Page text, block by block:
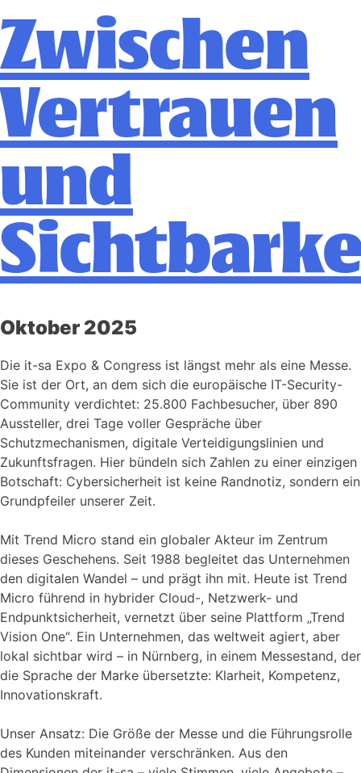
Zwischen
Vertrauen
und
Oktober 2025
Die it-sa Expo & Congress ist längst mehr als eine Messe.
Sie ist der Ort, an dem sich die europäische IT-Security-
Community verdichtet: 25.800 Fachbesucher, über 890
Aussteller, drei Tage voller Gespräche über
Schutzmechanismen, digitale Verteidigungslinien und
Zukunftsfragen. Hier bündeln sich Zahlen zu einer einzigen
Botschaft: Cybersicherheit ist keine Randnotiz, sondern ein
Grundpfeiler unserer Zeit.
Mit Trend Micro stand ein globaler Akteur im Zentrum
dieses Geschehens. Seit 1988 begleitet das Unternehmen
den digitalen Wandel – und prägt ihn mit. Heute ist Trend
Micro führend in hybrider Cloud-, Netzwerk- und
Endpunktsicherheit, vernetzt über seine Plattform „Trend
Vision One“. Ein Unternehmen, das weltweit agiert, aber
lokal sichtbar wird – in Nürnberg, in einem Messestand, der
die Sprache der Marke übersetzte: Klarheit, Kompetenz,
Innovationskraft.
Unser Ansatz: Die Größe der Messe und die Führungsrolle
des Kunden miteinander verschränken. Aus den